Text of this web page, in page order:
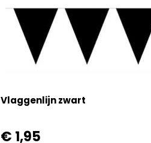
Vlaggenlijn zwart
€ 1,95